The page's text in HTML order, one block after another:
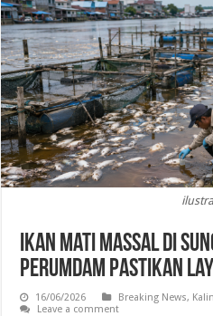
Ikan Mati Massal di
Perumdam Pastikan
16/06/2026 Breaking News,
Leave a comment